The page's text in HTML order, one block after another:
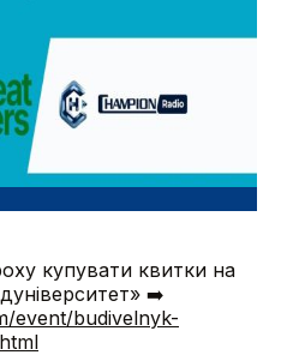
купувати квитки на
➡
event/budivelnyk-